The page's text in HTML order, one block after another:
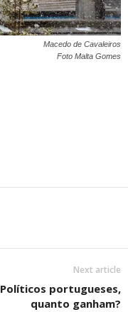
Macedo de Cavaleiros
Foto Malta Gomes
Next article
Políticos portugueses,
quanto ganham?